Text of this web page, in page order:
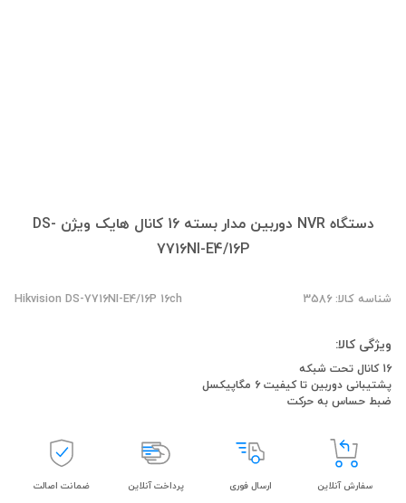
دستگاه NVR دوربین مدار بسته 16 کانال هایک ویژن DS-
7716NI-E4/16P
شناسه کالا: 3586 Hikvision DS-7716NI-E4/16P 16ch
ویژگی کالا:
16 کانال تحت شبکه
پشتیبانی دوربین تا کیفیت 6 مگاپیکسل
ضبط حساس به حرکت
سفارش آنلاین ارسال فوری پرداخت آنلاین ضمانت اصالت